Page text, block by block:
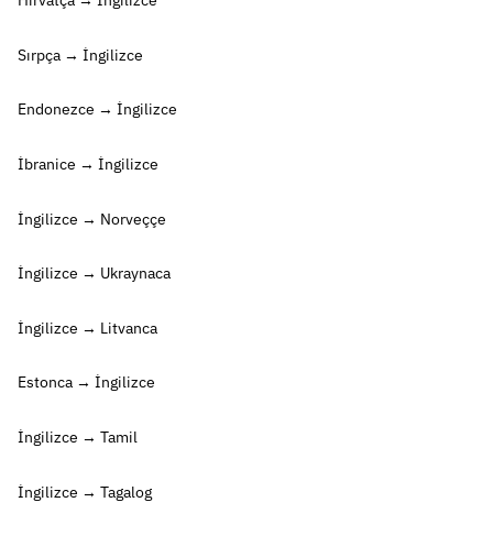
Sırpça → İngilizce
Endonezce → İngilizce
İbranice → İngilizce
İngilizce → Norveççe
İngilizce → Ukraynaca
İngilizce → Litvanca
Estonca → İngilizce
İngilizce → Tamil
İngilizce → Tagalog